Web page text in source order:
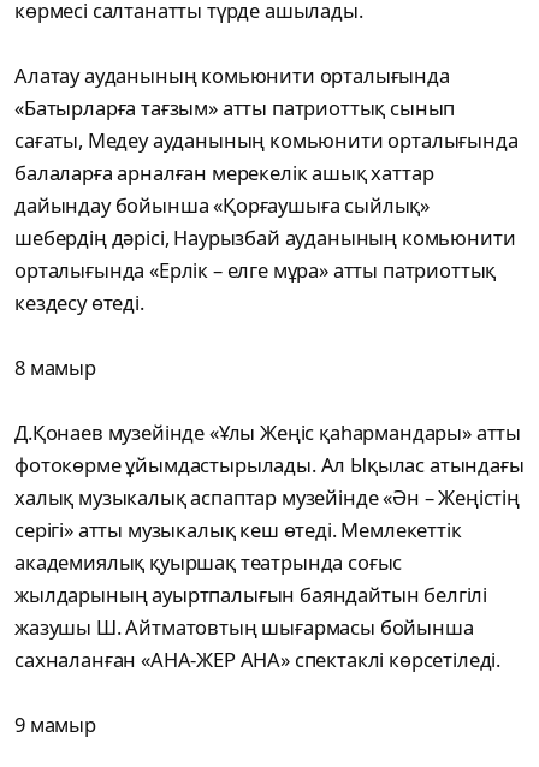
көрмесі салтанатты түрде ашылады.
Алатау ауданының комьюнити орталығында
«Батырларға тағзым» атты патриоттық сынып
сағаты, Медеу ауданының комьюнити орталығында
балаларға арналған мерекелік ашық хаттар
дайындау бойынша «Қорғаушыға сыйлық»
шебердің дәрісі, Наурызбай ауданының комьюнити
орталығында «Ерлік – елге мұра» атты патриоттық
кездесу өтеді.
8 мамыр
Д.Қонаев музейінде «Ұлы Жеңіс қаһармандары» атты
фотокөрме ұйымдастырылады. Ал Ықылас атындағы
халық музыкалық аспаптар музейінде «Ән – Жеңістің
серігі» атты музыкалық кеш өтеді. Мемлекеттік
академиялық қуыршақ театрында соғыс
жылдарының ауыртпалығын баяндайтын белгілі
жазушы Ш. Айтматовтың шығармасы бойынша
сахналанған «АНА-ЖЕР АНА» спектаклі көрсетіледі.
9 мамыр